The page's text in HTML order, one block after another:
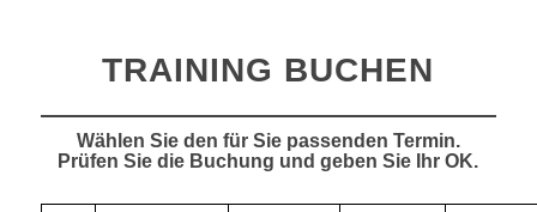
TRAINING BUCHEN
Wählen Sie den für Sie passenden Termin.
Prüfen Sie die Buchung und geben Sie Ihr OK.